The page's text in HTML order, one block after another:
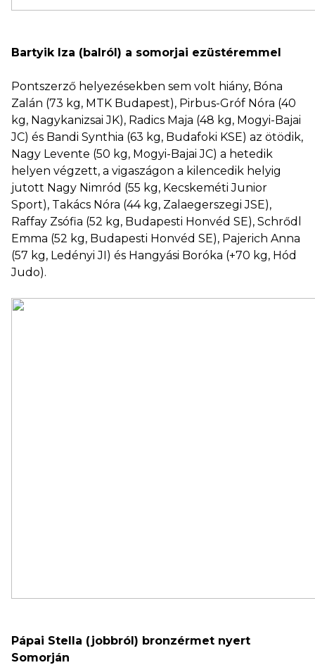
Bartyik Iza (balról) a somorjai ezüstéremmel
Pontszerző helyezésekben sem volt hiány, Bóna
Zalán (73 kg, MTK Budapest), Pirbus-Gróf Nóra (40
kg, Nagykanizsai JK), Radics Maja (48 kg, Mogyi-Bajai
JC) és Bandi Synthia (63 kg, Budafoki KSE) az ötödik,
Nagy Levente (50 kg, Mogyi-Bajai JC) a hetedik
helyen végzett, a vigaszágon a kilencedik helyig
jutott Nagy Nimród (55 kg, Kecskeméti Junior
Sport), Takács Nóra (44 kg, Zalaegerszegi JSE),
Raffay Zsófia (52 kg, Budapesti Honvéd SE), Schrődl
Emma (52 kg, Budapesti Honvéd SE), Pajerich Anna
(57 kg, Ledényi JI) és Hangyási Boróka (+70 kg, Hód
Judo).
Pápai Stella (jobbról) bronzérmet nyert
Somorján